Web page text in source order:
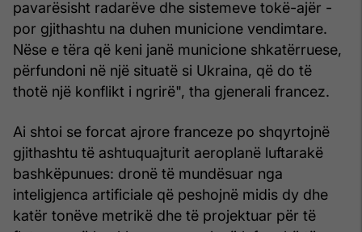
pavarësisht radarëve dhe sistemeve tokë-ajër -
por gjithashtu na duhen municione vendimtare.
Nëse e tëra që keni janë municione shkatërruese,
përfundoni në një situatë si Ukraina, që do të
thotë një konflikt i ngrirë", tha gjenerali francez.
Ai shtoi se forcat ajrore franceze po shqyrtojnë
gjithashtu të ashtuquajturit aeroplanë luftarakë
bashkëpunues: dronë të mundësuar nga
inteligjenca artificiale që peshojnë midis dy dhe
katër tonëve metrikë dhe të projektuar për të